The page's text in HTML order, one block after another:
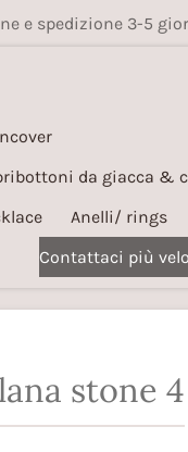
e spedizione 3-5
da giacca &
Anelli/ rings
Contattaci più
stone 4